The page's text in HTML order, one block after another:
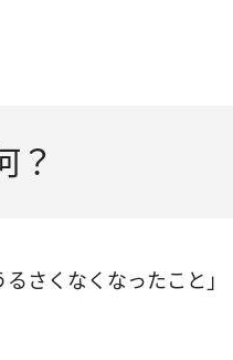
？
るさくなくなったこと